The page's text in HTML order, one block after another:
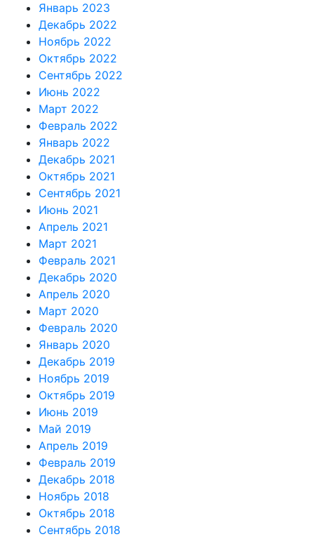
Январь 2023
Декабрь 2022
Ноябрь 2022
Октябрь 2022
Сентябрь 2022
Июнь 2022
Март 2022
Февраль 2022
Январь 2022
Декабрь 2021
Октябрь 2021
Сентябрь 2021
Июнь 2021
Апрель 2021
Март 2021
Февраль 2021
Декабрь 2020
Апрель 2020
Март 2020
Февраль 2020
Январь 2020
Декабрь 2019
Ноябрь 2019
Октябрь 2019
Июнь 2019
Май 2019
Апрель 2019
Февраль 2019
Декабрь 2018
Ноябрь 2018
Октябрь 2018
Сентябрь 2018